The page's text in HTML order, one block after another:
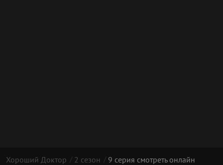
Хороший Доктор 2 сезон 9 серия смотреть онлайн